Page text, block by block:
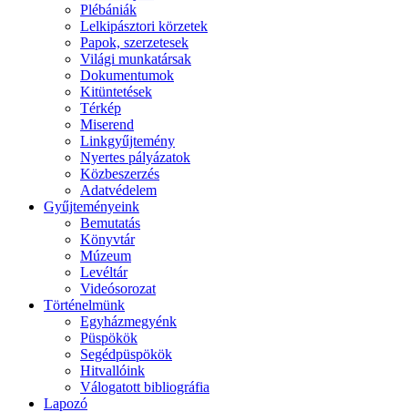
Plébániák
Lelkipásztori körzetek
Papok, szerzetesek
Világi munkatársak
Dokumentumok
Kitüntetések
Térkép
Miserend
Linkgyűjtemény
Nyertes pályázatok
Közbeszerzés
Adatvédelem
Gyűjteményeink
Bemutatás
Könyvtár
Múzeum
Levéltár
Videósorozat
Történelmünk
Egyházmegyénk
Püspökök
Segédpüspökök
Hitvallóink
Válogatott bibliográfia
Lapozó